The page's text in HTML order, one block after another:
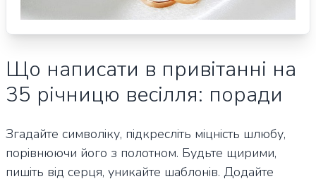
Що написати в привітанні на
35 річницю весілля: поради
Згадайте символіку, підкресліть міцність шлюбу,
порівнюючи його з полотном. Будьте щирими,
пишіть від серця, уникайте шаблонів. Додайте